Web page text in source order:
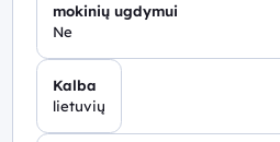
mokinių ugdymui
Ne
Kalba
lietuvių